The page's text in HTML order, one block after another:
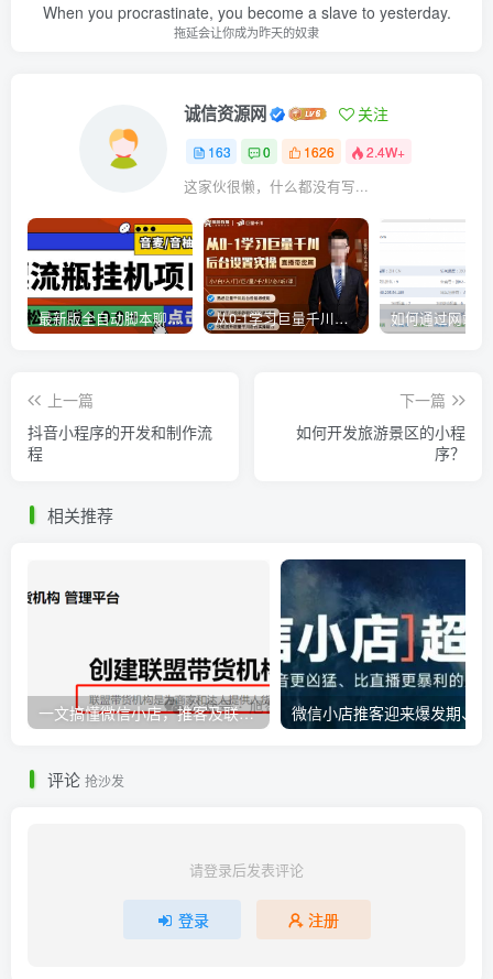
When you procrastinate, you become a slave to yesterday.
拖延会让你成为昨天的奴隶
诚信资源网 关注
163 0 1626 2.4W+
这家伙很懒，什么都没有写...
最新版全自动脚本聊天挂机漂流瓶项目，单窗口稳定每天收益100+ 从0-1学习巨量千川，后台设置实操，直播带货篇，新手小白入门千川必听课
上一篇
抖音小程序的开发和制作流
程
下一篇
如何开发旅游景区的小程
序？
相关推荐
一文搞懂微信小店，推客及联盟带货机构之间的相互联系
评论 抢沙发
请登录后发表评论
登录 注册